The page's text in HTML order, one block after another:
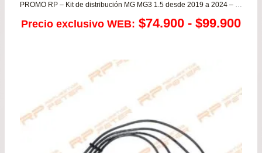
PROMO RP – Kit de distribución MG MG3 1.5 desde 2019 a 2024 – MG ZS 1.5
Precio exclusivo WEB: $74.900 - $99.900